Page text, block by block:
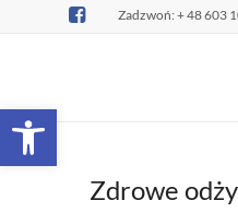
Open toolbar
Zadzwoń: + 48 603
Zdrowe